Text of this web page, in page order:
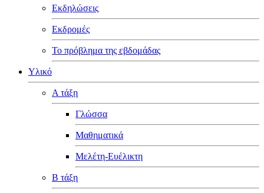
Εκδηλώσεις
Εκδρομές
Το πρόβλημα της εβδομάδας
Υλικό
Α τάξη
Γλώσσα
Μαθηματικά
Μελέτη-Ευέλικτη
Β τάξη